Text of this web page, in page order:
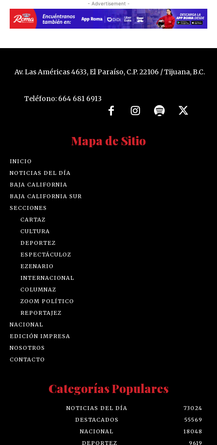
- Advertisement -
Av. Las Américas 4633, El Paraíso, C.P. 22106 / Tijuana, B.C.
Teléfono: 664 681 6913
Mapa de Sitio
INICIO
NOTICIAS DEL DÍA
BAJA CALIFORNIA
BAJA CALIFORNIA SUR
SECCIONES
CARTAZ
CULTURA
DEPORTEZ
ESPECTÁCULOZ
EZENARIO
INTERNACIONAL
COLUMNAZ
ZOOM POLÍTICO
REPORTAJEZ
NACIONAL
EDICIÓN IMPRESA
NOSOTROS
CONTACTO
Categorías Populares
NOTICIAS DEL DÍA
73024
DESTACADOS
55569
NACIONAL
18048
DEPORTEZ
9619